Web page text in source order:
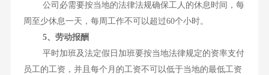
公司必需要按当地的法律法规确保工人的休息时间，每
周至少休息一天，每周工作不可以超过60个小时。
5、劳动报酬
平时加班及法定假日加班要按当地法律规定的资率支付
员工的工资，并且每个月的工资不可以低于当地的最低工资